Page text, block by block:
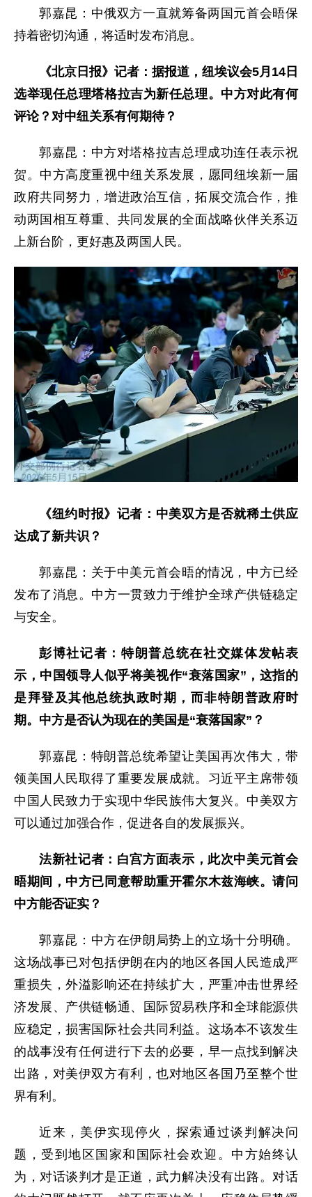
郭嘉昆：中俄双方一直就筹备两国元首会晤保
持着密切沟通，将适时发布消息。
《北京日报》记者：据报道，纽埃议会5月14日
选举现任总理塔格拉吉为新任总理。中方对此有何
评论？对中纽关系有何期待？
郭嘉昆：中方对塔格拉吉总理成功连任表示祝
贺。中方高度重视中纽关系发展，愿同纽埃新一届
政府共同努力，增进政治互信，拓展交流合作，推
动两国相互尊重、共同发展的全面战略伙伴关系迈
上新台阶，更好惠及两国人民。
《纽约时报》记者：中美双方是否就稀土供应
达成了新共识？
郭嘉昆：关于中美元首会晤的情况，中方已经
发布了消息。中方一贯致力于维护全球产供链稳定
与安全。
彭博社记者：特朗普总统在社交媒体发帖表
示，中国领导人似乎将美视作“衰落国家”，这指的
是拜登及其他总统执政时期，而非特朗普政府时
期。中方是否认为现在的美国是“衰落国家”？
郭嘉昆：特朗普总统希望让美国再次伟大，带
领美国人民取得了重要发展成就。习近平主席带领
中国人民致力于实现中华民族伟大复兴。中美双方
可以通过加强合作，促进各自的发展振兴。
法新社记者：白宫方面表示，此次中美元首会
晤期间，中方已同意帮助重开霍尔木兹海峡。请问
中方能否证实？
郭嘉昆：中方在伊朗局势上的立场十分明确。
这场战事已对包括伊朗在内的地区各国人民造成严
重损失，外溢影响还在持续扩大，严重冲击世界经
济发展、产供链畅通、国际贸易秩序和全球能源供
应稳定，损害国际社会共同利益。这场本不该发生
的战事没有任何进行下去的必要，早一点找到解决
出路，对美伊双方有利，也对地区各国乃至整个世
界有利。
近来，美伊实现停火，探索通过谈判解决问
题，受到地区国家和国际社会欢迎。中方始终认
为，对话谈判才是正道，武力解决没有出路。对话